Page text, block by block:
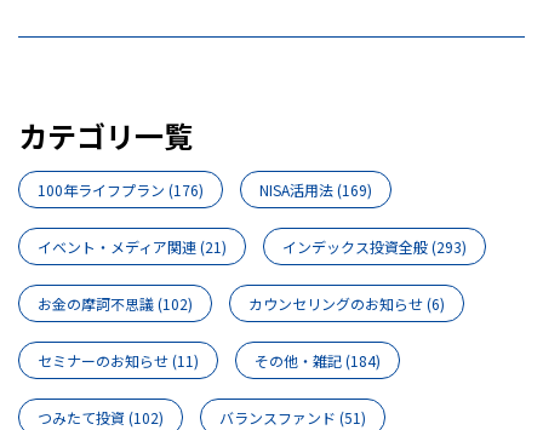
カテゴリ一覧
100年ライフプラン (176) NISA活用法(169)
イベント・メディア関連(21) インデックス投資全般(293)
お金の摩訶不思議(102) カウンセリングのお知らせ(6)
セミナーのお知らせ(11) その他・雑記(184)
つみたて投資(102) バランスファンド (51)